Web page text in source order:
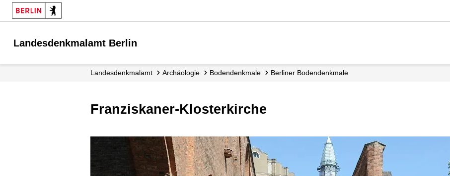
Landesdenkmalamt Berlin
Landesdenkmalamt Archäologie Bodendenkmale Berliner Bodendenkmale
Franziskaner-Klosterkirche